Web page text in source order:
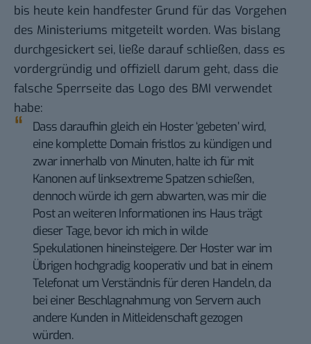
bis heute kein handfester Grund für das Vorgehen
des Ministeriums mitgeteilt worden. Was bislang
durchgesickert sei, ließe darauf schließen, dass es
vordergründig und offiziell darum geht, dass die
falsche Sperrseite das Logo des BMI verwendet
habe:
Dass daraufhin gleich ein Hoster ‘gebeten’ wird,
eine komplette Domain fristlos zu kündigen und
zwar innerhalb von Minuten, halte ich für mit
Kanonen auf linksextreme Spatzen schießen,
dennoch würde ich gern abwarten, was mir die
Post an weiteren Informationen ins Haus trägt
dieser Tage, bevor ich mich in wilde
Spekulationen hineinsteigere. Der Hoster war im
Übrigen hochgradig kooperativ und bat in einem
Telefonat um Verständnis für deren Handeln, da
bei einer Beschlagnahmung von Servern auch
andere Kunden in Mitleidenschaft gezogen
würden.